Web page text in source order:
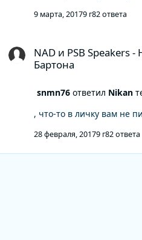
9 марта, 20179 г82 ответа
NAD и PSB Speakers
Бартона
snmn76ответил Nikan
, что-то в личку вам не
28 февраля, 20179 г82 ответа